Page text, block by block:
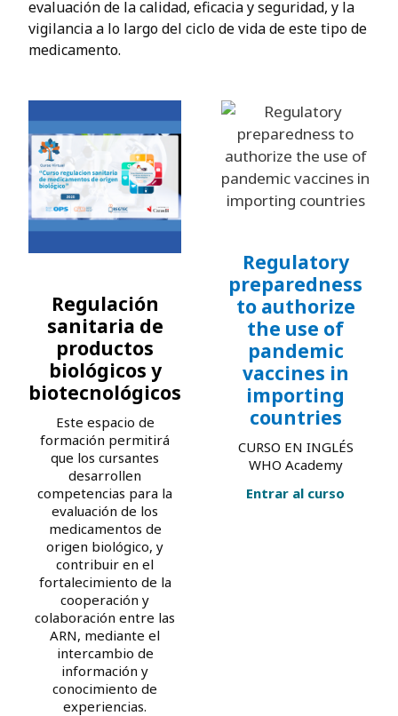
evaluación de la calidad, eficacia y seguridad, y la
vigilancia a lo largo del ciclo de vida de este tipo de
medicamento.
Regulación
sanitaria de
productos
biológicos y
biotecnológicos
Este espacio de
formación permitirá
que los cursantes
desarrollen
competencias para la
evaluación de los
medicamentos de
origen biológico, y
contribuir en el
fortalecimiento de la
cooperación y
colaboración entre las
ARN, mediante el
intercambio de
información y
conocimiento de
experiencias.
Regulatory
preparedness
to authorize
the use of
pandemic
vaccines in
importing
countries
CURSO EN INGLÉS
WHO Academy
Entrar al curso